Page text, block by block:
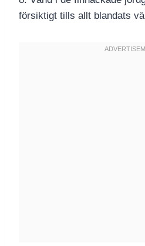
försiktigt tills allt blandats